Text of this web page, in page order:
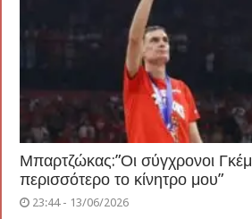
Μπαρτζώκας:”Οι σύγχρονοι
περισσότερο το κίνητρο μου”
23:44 - 13/06/2026